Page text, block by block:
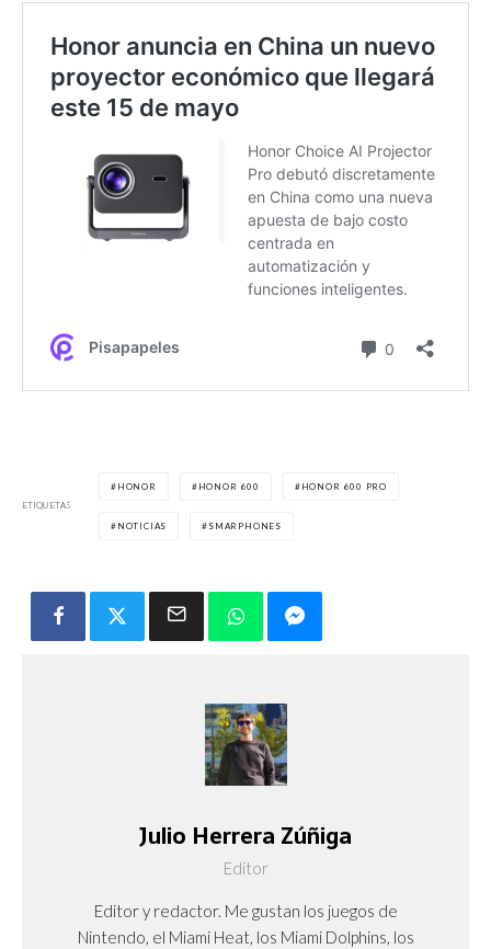
ETIQUETAS
HONOR HONOR 600 HONOR 600 PRO
NOTICIAS SMARPHONES
Julio Herrera Zúñiga
Editor
Editor y redactor. Me gustan los juegos de
Nintendo, el Miami Heat, los Miami Dolphins, los